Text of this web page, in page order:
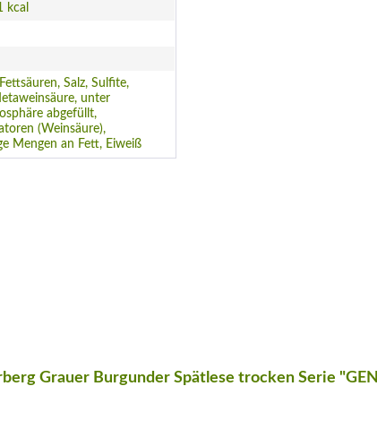
kcal
Salz, Sulfite,
unter
abgefüllt,
(Weinsäure),
Mengen an Fett, Eiweiß
Grauer Burgunder Spätlese trocken Serie